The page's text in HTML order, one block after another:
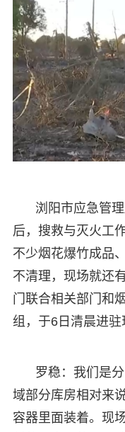
浏阳市应急管
后，搜救与灭火工
不少烟花爆竹成品
不清理，现场就还
门联合相关部门和
组，于6日清晨进驻
罗稳：我们是
域部分库房相对来
容器里面装着。现